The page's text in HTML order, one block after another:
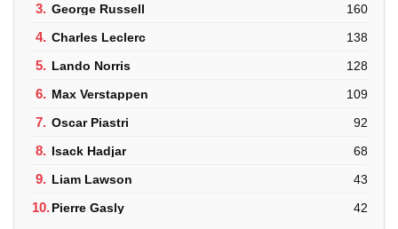
3. George Russell 160
4. Charles Leclerc 138
5. Lando Norris 128
6. Max Verstappen 109
7. Oscar Piastri 92
8. Isack Hadjar 68
9. Liam Lawson 43
10.Pierre Gasly 42